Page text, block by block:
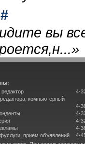
#
вы
»
компьютерный
прием объявлений
4-
4-
4-
4-
4-
4-